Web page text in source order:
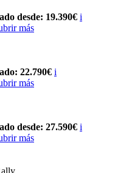
desde: 19.390€ i
más
22.790€ i
más
desde: 27.590€ i
más